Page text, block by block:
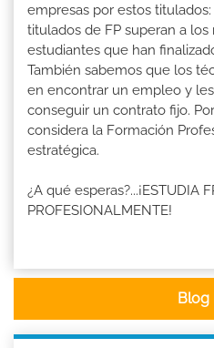
empresas por estos
titulados de FP superan a los
estudiantes que han
También sabemos que los
en encontrar un empleo y
conseguir un contrato fijo.
considera la Formación
estratégica.
¿A qué esperas?...¡ESTUDIA
PROFESIONALMENTE!
Blog